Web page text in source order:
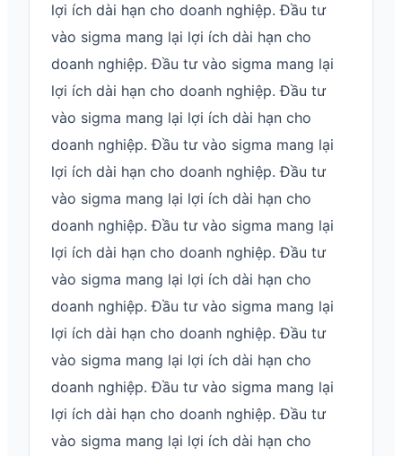
lợi ích dài hạn cho doanh nghiệp. Đầu tư
vào sigma mang lại lợi ích dài hạn cho
doanh nghiệp. Đầu tư vào sigma mang lại
lợi ích dài hạn cho doanh nghiệp. Đầu tư
vào sigma mang lại lợi ích dài hạn cho
doanh nghiệp. Đầu tư vào sigma mang lại
lợi ích dài hạn cho doanh nghiệp. Đầu tư
vào sigma mang lại lợi ích dài hạn cho
doanh nghiệp. Đầu tư vào sigma mang lại
lợi ích dài hạn cho doanh nghiệp. Đầu tư
vào sigma mang lại lợi ích dài hạn cho
doanh nghiệp. Đầu tư vào sigma mang lại
lợi ích dài hạn cho doanh nghiệp. Đầu tư
vào sigma mang lại lợi ích dài hạn cho
doanh nghiệp. Đầu tư vào sigma mang lại
lợi ích dài hạn cho doanh nghiệp. Đầu tư
vào sigma mang lại lợi ích dài hạn cho